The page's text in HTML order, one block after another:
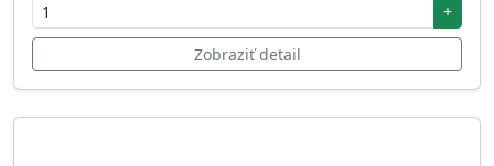
+
Zobraziť detail